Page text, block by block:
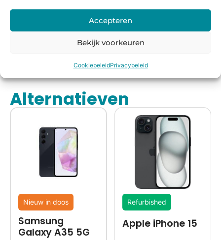
Accepteren
Bekijk voorkeuren
CookiebeleidPrivacybeleid
Voor
besteld,
14 dagen
bedenkte
rmijn
Fysieke
winkel
Webwink
keurmerk
Alternatieven
Nieuw in doos
Samsung
Galaxy A35 5G
Refurbished
Apple iPhone 15